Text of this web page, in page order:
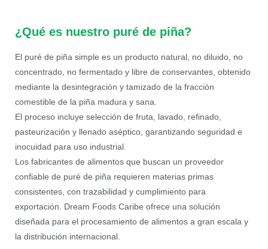
¿Qué es nuestro puré de piña?
El puré de piña simple es un producto natural, no diluido, no
concentrado, no fermentado y libre de conservantes, obtenido
mediante la desintegración y tamizado de la fracción
comestible de la piña madura y sana.
El proceso incluye selección de fruta, lavado, refinado,
pasteurización y llenado aséptico, garantizando seguridad e
inocuidad para uso industrial.
Los fabricantes de alimentos que buscan un proveedor
confiable de puré de piña requieren materias primas
consistentes, con trazabilidad y cumplimiento para
exportación. Dream Foods Caribe ofrece una solución
diseñada para el procesamiento de alimentos a gran escala y
la distribución internacional.